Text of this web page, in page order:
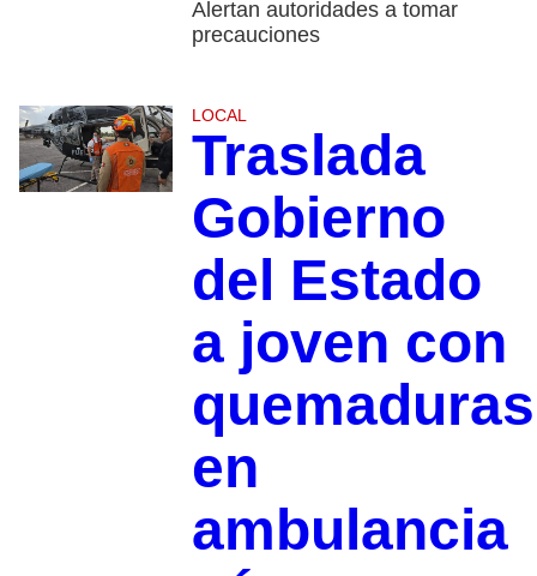
Alertan autoridades a tomar
precauciones
LOCAL
Traslada
Gobierno
del Estado
a joven con
en
ambulancia